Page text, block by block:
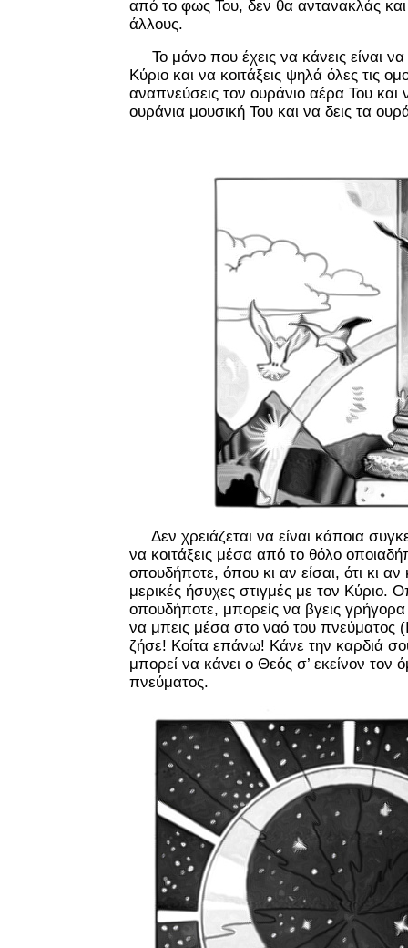
από το φως Του, δεν θα αντανακλάς
άλλους.
Το μόνο που έχεις να κάνεις είναι να
Κύριο και να κοιτάξεις ψηλά όλες τις
αναπνεύσεις τον ουράνιο αέρα Του και
ουράνια μουσική Του και να δεις τα
Δεν χρειάζεται να είναι κάποια
να κοιτάξεις μέσα από το θόλο
οπουδήποτε, όπου κι αν είσαι, ότι κι
μερικές ήσυχες στιγμές με τον Κύριο.
οπουδήποτε, μπορείς να βγεις γρήγορα
να μπεις μέσα στο ναό του πνεύματος
ζήσε! Κοίτα επάνω! Κάνε την καρδιά
μπορεί να κάνει ο Θεός σ’ εκείνον τον
πνεύματος.